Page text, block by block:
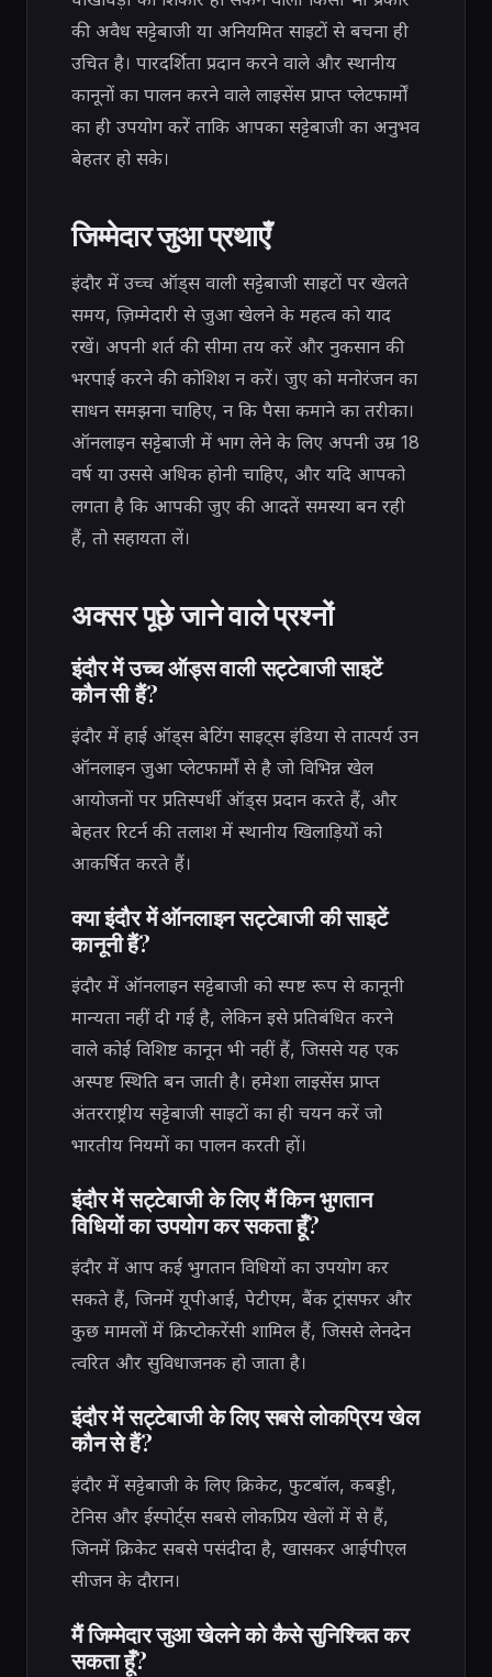
की अवैध सट्टेबाजी या अनियमित साइटों से बचना ही
उचित है। पारदर्शिता प्रदान करने वाले और स्थानीय
कानूनों का पालन करने वाले लाइसेंस प्राप्त प्लेटफार्मों
का ही उपयोग करें ताकि आपका सट्टेबाजी का अनुभव
बेहतर हो सके।
जिम्मेदार जुआ प्रथाएँ
इंदौर में उच्च ऑड्स वाली सट्टेबाजी साइटों पर खेलते
समय, ज़िम्मेदारी से जुआ खेलने के महत्व को याद
रखें। अपनी शर्त की सीमा तय करें और नुकसान की
भरपाई करने की कोशिश न करें। जुए को मनोरंजन का
साधन समझना चाहिए, न कि पैसा कमाने का तरीका।
ऑनलाइन सट्टेबाजी में भाग लेने के लिए अपनी उम्र 18
वर्ष या उससे अधिक होनी चाहिए, और यदि आपको
लगता है कि आपकी जुए की आदतें समस्या बन रही
हैं, तो सहायता लें।
अक्सर पूछे जाने वाले प्रश्नों
इंदौर में उच्च ऑड्स वाली सट्टेबाजी साइटें
कौन सी हैं?
इंदौर में हाई ऑड्स बेटिंग साइट्स इंडिया से तात्पर्य उन
ऑनलाइन जुआ प्लेटफार्मों से है जो विभिन्न खेल
आयोजनों पर प्रतिस्पर्धी ऑड्स प्रदान करते हैं, और
बेहतर रिटर्न की तलाश में स्थानीय खिलाड़ियों को
आकर्षित करते हैं।
क्या इंदौर में ऑनलाइन सट्टेबाजी की साइटें
कानूनी हैं?
इंदौर में ऑनलाइन सट्टेबाजी को स्पष्ट रूप से कानूनी
मान्यता नहीं दी गई है, लेकिन इसे प्रतिबंधित करने
वाले कोई विशिष्ट कानून भी नहीं हैं, जिससे यह एक
अस्पष्ट स्थिति बन जाती है। हमेशा लाइसेंस प्राप्त
अंतरराष्ट्रीय सट्टेबाजी साइटों का ही चयन करें जो
भारतीय नियमों का पालन करती हों।
इंदौर में सट्टेबाजी के लिए मैं किन भुगतान
विधियों का उपयोग कर सकता हूँ?
इंदौर में आप कई भुगतान विधियों का उपयोग कर
सकते हैं, जिनमें यूपीआई, पेटीएम, बैंक ट्रांसफर और
कुछ मामलों में क्रिप्टोकरेंसी शामिल हैं, जिससे लेनदेन
त्वरित और सुविधाजनक हो जाता है।
इंदौर में सट्टेबाजी के लिए सबसे लोकप्रिय खेल
कौन से हैं?
इंदौर में सट्टेबाजी के लिए क्रिकेट, फुटबॉल, कबड्डी,
टेनिस और ईस्पोर्ट्स सबसे लोकप्रिय खेलों में से हैं,
जिनमें क्रिकेट सबसे पसंदीदा है, खासकर आईपीएल
सीजन के दौरान।
मैं जिम्मेदार जुआ खेलने को कैसे सुनिश्चित कर
सकता हूँ?